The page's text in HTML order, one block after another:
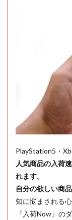
PlayStation5・
人気商品の入荷
れます。
自分の欲しい商
知に悩まされる
『入荷Now』の